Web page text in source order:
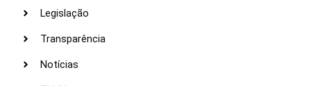
Legislação
Transparência
Notícias